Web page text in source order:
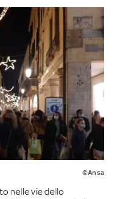
©Ansa
nelle vie dello